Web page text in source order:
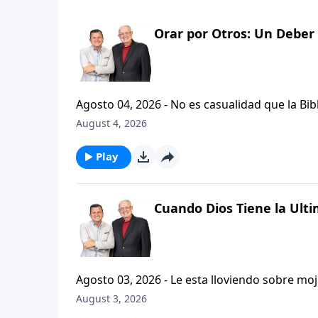
Orar por Otros: Un Deber
Agosto 04, 2026 - No es casualidad que la Biblia contenga
profetas, apostoles...de gente comun y
especifica.
August 4, 2026
Play
Cuando Dios Tiene la
Agosto 03, 2026 - Le esta lloviendo sobre mojado? Siente que el dolor y el sufrimiento se han
ilimitadamente en su vida? Santiago,
August 3, 2026